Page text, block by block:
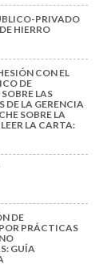
PRIVADO
HIERRO
CON EL
DE
LAS
LA GERENCIA
SOBRE LA
LA CARTA:
DE
PRÁCTICAS
GUÍA